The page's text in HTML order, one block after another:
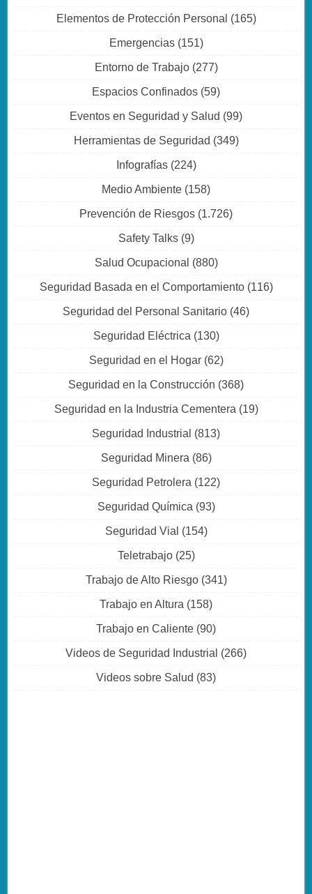
Elementos de Protección Personal (165)
Emergencias(151)
Entorno de Trabajo(277)
Espacios Confinados (59)
Eventos en Seguridad y Salud (99)
Herramientas de Seguridad (349)
Infografías(224)
Medio Ambiente (158)
Prevención de Riesgos (1.726)
Safety Talks(9)
Salud Ocupacional (880)
Seguridad Basada en el Comportamiento(116)
Seguridad del Personal Sanitario (46)
Seguridad Eléctrica (130)
Seguridad en el Hogar(62)
Seguridad en la Construcción (368)
Seguridad en la Industria Cementera (19)
Seguridad Industrial (813)
Seguridad Minera (86)
Seguridad Petrolera (122)
Seguridad Química (93)
Seguridad Vial (154)
Teletrabajo(25)
Trabajo de Alto Riesgo(341)
Trabajo en Altura (158)
Trabajo en Caliente (90)
Videos de Seguridad Industrial (266)
Videos sobre Salud (83)